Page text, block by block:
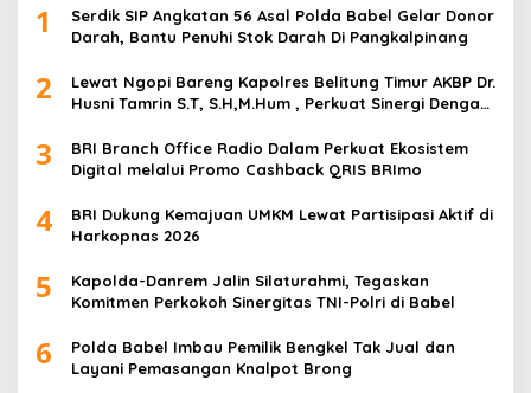
1
Serdik SIP Angkatan 56 Asal Polda Babel Gelar Donor
Darah, Bantu Penuhi Stok Darah Di Pangkalpinang
2
Lewat Ngopi Bareng Kapolres Belitung Timur AKBP Dr.
Husni Tamrin S.T, S.H,M.Hum , Perkuat Sinergi Dengan
3
BRI Branch Office Radio Dalam Perkuat Ekosistem
Digital melalui Promo Cashback QRIS BRImo
4
BRI Dukung Kemajuan UMKM Lewat Partisipasi Aktif di
Harkopnas 2026
5
Kapolda-Danrem Jalin Silaturahmi, Tegaskan
Komitmen Perkokoh Sinergitas TNI-Polri di Babel
6
Polda Babel Imbau Pemilik Bengkel Tak Jual dan
Layani Pemasangan Knalpot Brong